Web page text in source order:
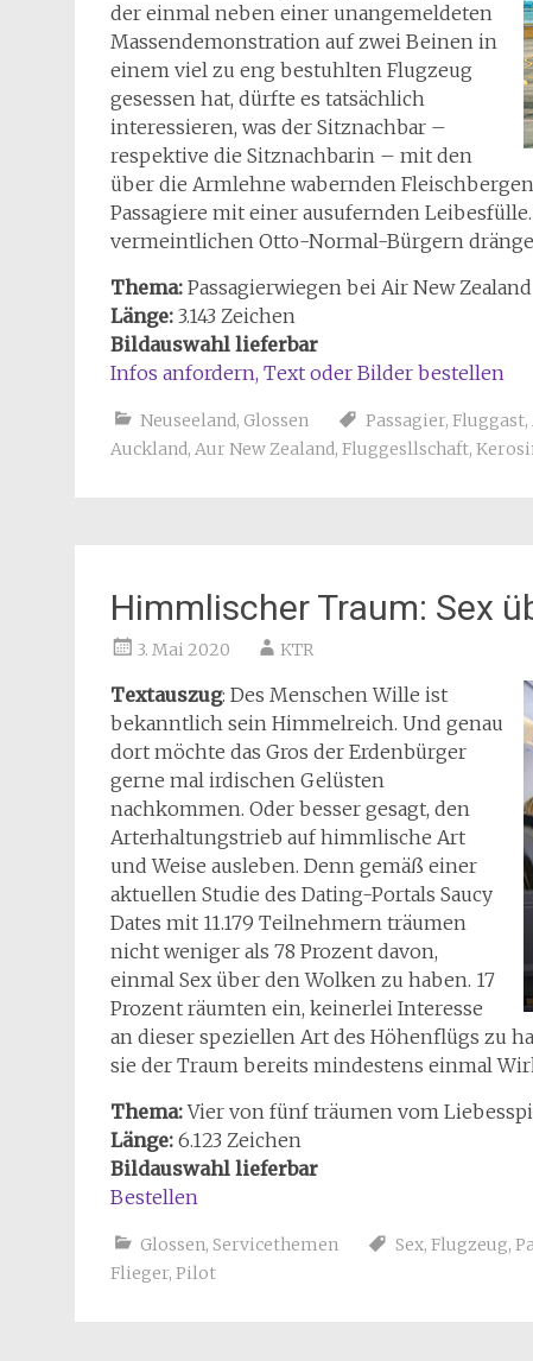
der einmal neben einer unangemeldeten
Massendemonstration auf zwei Beinen in
einem viel zu eng bestuhlten Flugzeug
gesessen hat, dürfte es tatsächlich
interessieren, was der Sitznachbar –
respektive die Sitznachbarin – mit den
über die Armlehne wabernden
Passagiere mit einer ausufernden
vermeintlichen Otto-Normal-Bürgern
Thema: Passagierwiegen bei Air New Zealand
Länge: 3.143 Zeichen
Bildauswahl lieferbar
Infos anfordern, Text oder Bilder bestellen
Neuseeland, Glossen Passagier, Fluggast,
Auckland, Aur New Zealand, Fluggesllschaft,
Himmlischer Traum: Sex
3. Mai 2020 KTR
Textauszug: Des Menschen Wille ist
bekanntlich sein Himmelreich. Und genau
dort möchte das Gros der Erdenbürger
gerne mal irdischen Gelüsten
nachkommen. Oder besser gesagt, den
Arterhaltungstrieb auf himmlische Art
und Weise ausleben. Denn gemäß einer
aktuellen Studie des Dating-Portals Saucy
Dates mit 11.179 Teilnehmern träumen
nicht weniger als 78 Prozent davon,
einmal Sex über den Wolken zu haben. 17
Prozent räumten ein, keinerlei Interesse
an dieser speziellen Art des Höhenflügs zu
sie der Traum bereits mindestens einmal
Thema:Vier von fünf träumen vom
Länge: 6.123 Zeichen
Bildauswahl lieferbar
Bestellen
Glossen, Servicethemen Sex, Flugzeug,
Flieger, Pilot